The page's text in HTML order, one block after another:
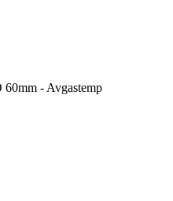
- Avgastemp